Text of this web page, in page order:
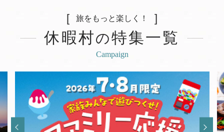
旅をもっと楽しく！
休暇村の特集一覧
Campaign